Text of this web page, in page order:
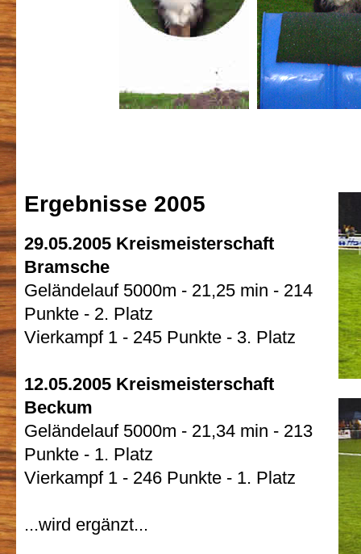
Ergebnisse 2005
29.05.2005 Kreismeisterschaft
Bramsche
Geländelauf 5000m - 21,25 min - 214
Punkte - 2. Platz
Vierkampf 1 - 245 Punkte - 3. Platz
12.05.2005 Kreismeisterschaft
Beckum
Geländelauf 5000m - 21,34 min - 213
Punkte - 1. Platz
Vierkampf 1 - 246 Punkte - 1. Platz
...wird ergänzt...